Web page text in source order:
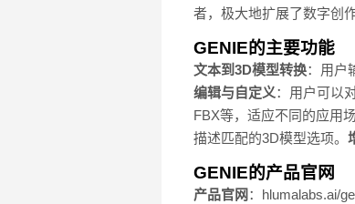
者，极大地扩展了数字创
GENIE的主要功能
文本到3D模型转换：用户
编辑与自定义：用户可以
FBX等，适应不同的应用场
描述匹配的3D模型选项。
GENIE的产品官网
产品官网 ：hlumalabs.ai/